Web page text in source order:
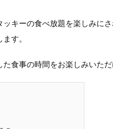
キーの食べ放題を楽しみに
す。
食事の時間をお楽しみいただ